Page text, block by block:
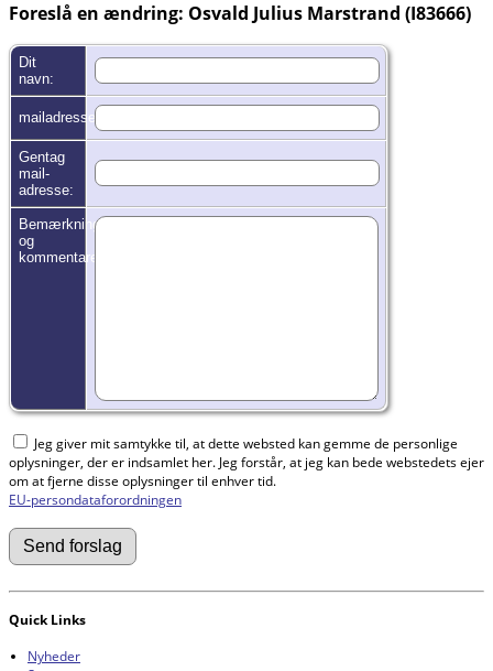
Foreslå en ændring: Osvald Julius Marstrand (I83666)
Dit
navn:
mailadresse:
Gentag
mail-
adresse:
Bemærkninger
og
kommentarer:
Jeg giver mit samtykke til, at dette websted kan gemme de personlige
oplysninger, der er indsamlet her. Jeg forstår, at jeg kan bede webstedets ejer
om at fjerne disse oplysninger til enhver tid.
EU-persondataforordningen
Quick Links
Nyheder